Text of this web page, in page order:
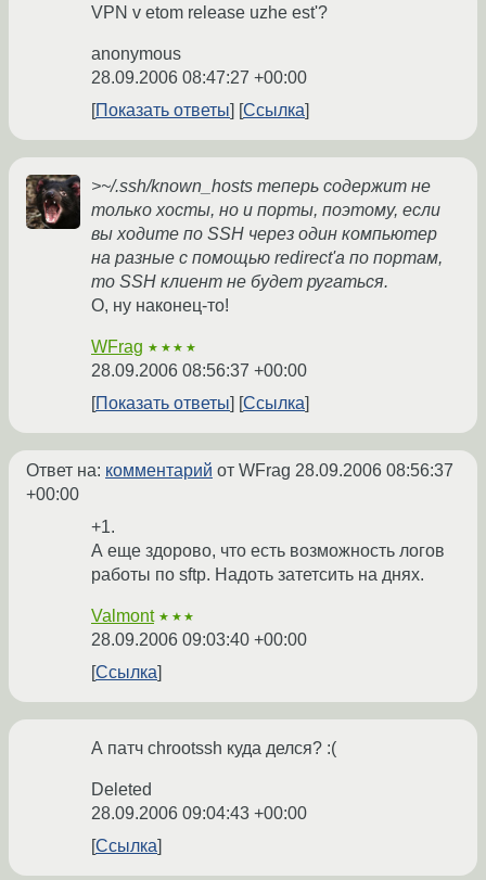
VPN v etom release uzhe est'?
anonymous
28.09.2006 08:47:27 +00:00
Показать ответы
Ссылка
>~/.ssh/known_hosts теперь содержит не
только хосты, но и порты, поэтому, если
вы ходите по SSH через один компьютер
на разные с помощью redirect'a по портам,
то SSH клиент не будет ругаться.
О, ну наконец-то!
WFrag ★★★★
28.09.2006 08:56:37 +00:00
Показать ответы
Ссылка
Ответ на: комментарий от WFrag 28.09.2006 08:56:37
+00:00
+1.
А еще здорово, что есть возможность логов
работы по sftp. Надоть затетсить на днях.
Valmont ★★★
28.09.2006 09:03:40 +00:00
Ссылка
А патч chrootssh куда делся? :(
Deleted
28.09.2006 09:04:43 +00:00
Ссылка